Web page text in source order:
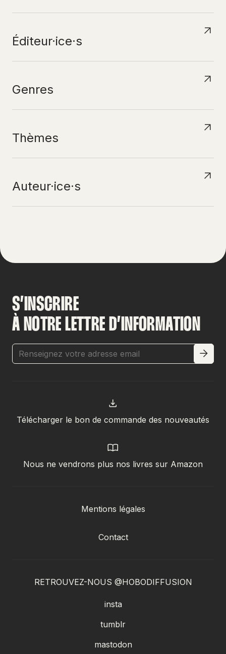
Éditeur·ice·s
Genres
Thèmes
Auteur·ice·s
S’INSCRIRE
À NOTRE LETTRE D’INFORMATION
Télécharger le bon de commande des nouveautés
Nous ne vendrons plus nos livres sur Amazon
Mentions légales
Contact
RETROUVEZ-NOUS @HOBODIFFUSION
insta
tumblr
mastodon